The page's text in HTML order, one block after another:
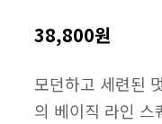
38,800원
모던하고 세련된 멋
의 베이직 라인 스